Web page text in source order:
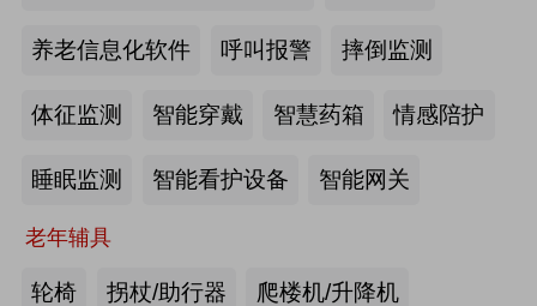
养老信息化软件 呼叫报警 摔倒监测
体征监测 智能穿戴 智慧药箱 情感陪护
睡眠监测 智能看护设备 智能网关
老年辅具
轮椅 拐杖/助行器 爬楼机/升降机
施数量已达39.6万个
来源:中国新闻网
展千人老年脑健康专项关爱活动